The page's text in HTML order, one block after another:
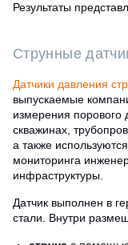
Результаты
Струнные
Датчики давления
выпускаемые
измерения
скважинах,
а также
мониторинга
инфраструктуры.
Датчик выполнен в
стали. Внутри